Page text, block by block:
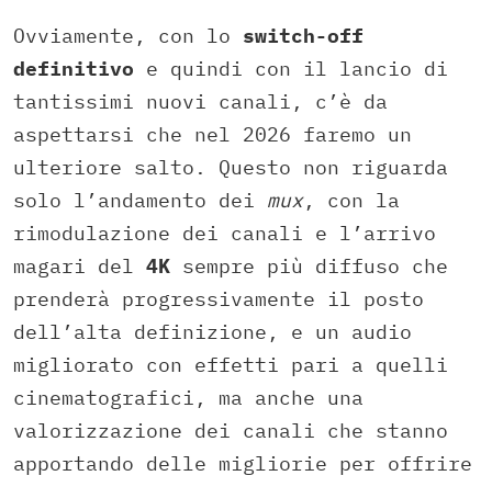
Ovviamente, con lo switch-off
definitivo e quindi con il lancio di
tantissimi nuovi canali, c’è da
aspettarsi che nel 2026 faremo un
ulteriore salto. Questo non riguarda
solo l’andamento dei mux, con la
rimodulazione dei canali e l’arrivo
magari del 4K sempre più diffuso che
prenderà progressivamente il posto
dell’alta definizione, e un audio
migliorato con effetti pari a quelli
cinematografici, ma anche una
valorizzazione dei canali che stanno
apportando delle migliorie per offrire